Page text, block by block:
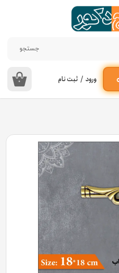
جستجو
۰ ورود / ثبت نام